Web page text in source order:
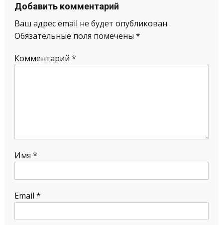
Добавить комментарий
Ваш адрес email не будет опубликован.
Обязательные поля помечены *
Комментарий *
Имя *
Email *